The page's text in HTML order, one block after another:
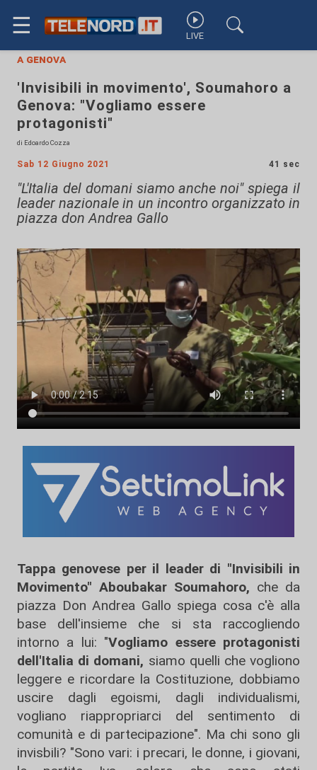
☰ LIVE
a genova
'Invisibili in movimento', Soumahoro a
Genova: "Vogliamo essere
protagonisti"
di Edoardo Cozza
Sab 12 Giugno 2021 41 sec
"L'Italia del domani siamo anche noi" spiega il
leader nazionale in un incontro organizzato in
piazza don Andrea Gallo
Tappa genovese per il leader di "Invisibili in
Movimento" Aboubakar Soumahoro, che da
piazza Don Andrea Gallo spiega cosa c'è alla
base dell'insieme che si sta raccogliendo
intorno a lui: "Vogliamo essere protagonisti
dell'Italia di domani, siamo quelli che vogliono
leggere e ricordare la Costituzione, dobbiamo
uscire dagli egoismi, dagli individualismi,
vogliano riappropriarci del sentimento di
comunità e di partecipazione". Ma chi sono gli
invisbili? "Sono vari: i precari, le donne, i giovani,